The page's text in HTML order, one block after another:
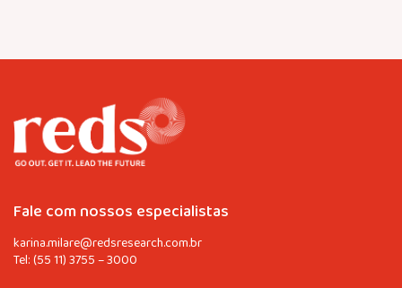
Fale com nossos especialistas
karina.milare@redsresearch.com.br
Tel:(55 11) 3755 – 3000